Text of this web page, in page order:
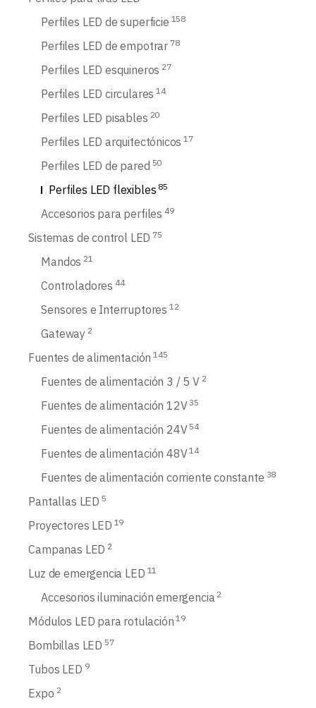
Perfiles LED de superficie 158
Perfiles LED de empotrar 78
Perfiles LED esquineros 27
Perfiles LED circulares 14
Perfiles LED pisables 20
Perfiles LED arquitectónicos 17
Perfiles LED de pared 50
Perfiles LED flexibles 85
Accesorios para perfiles 49
Sistemas de control LED 75
Mandos 21
Controladores 44
Sensores e Interruptores 12
Gateway 2
Fuentes de alimentación 145
Fuentes de alimentación 3 / 5 V 2
Fuentes de alimentación 12V 35
Fuentes de alimentación 24V 54
Fuentes de alimentación 48V 14
Fuentes de alimentación corriente constante 38
Pantallas LED 5
Proyectores LED 19
Campanas LED 2
Luz de emergencia LED 11
Accesorios iluminación emergencia 2
Módulos LED para rotulación 19
Bombillas LED 57
Tubos LED 9
Expo 2